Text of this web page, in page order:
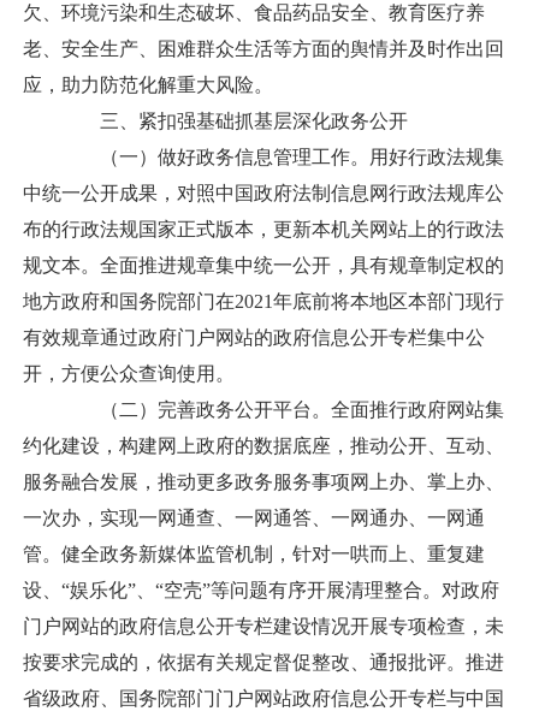
欠、环境污染和生态破坏、食品药品安全、教育医疗养
老、安全生产、困难群众生活等方面的舆情并及时作出回
应，助力防范化解重大风险。
三、紧扣强基础抓基层深化政务公开
（一）做好政务信息管理工作。用好行政法规集
中统一公开成果，对照中国政府法制信息网行政法规库公
布的行政法规国家正式版本，更新本机关网站上的行政法
规文本。全面推进规章集中统一公开，具有规章制定权的
地方政府和国务院部门在2021年底前将本地区本部门现行
有效规章通过政府门户网站的政府信息公开专栏集中公
开，方便公众查询使用。
（二）完善政务公开平台。全面推行政府网站集
约化建设，构建网上政府的数据底座，推动公开、互动、
服务融合发展，推动更多政务服务事项网上办、掌上办、
一次办，实现一网通查、一网通答、一网通办、一网通
管。健全政务新媒体监管机制，针对一哄而上、重复建
设、“娱乐化”、“空壳”等问题有序开展清理整合。对政府
门户网站的政府信息公开专栏建设情况开展专项检查，未
按要求完成的，依据有关规定督促整改、通报批评。推进
省级政府、国务院部门门户网站政府信息公开专栏与中国